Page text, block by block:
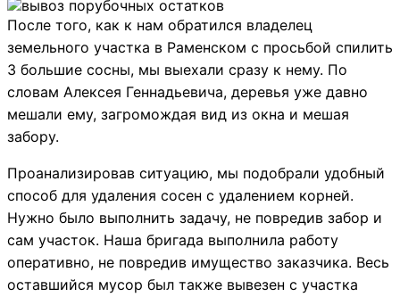
После того, как к нам обратился владелец
земельного участка в Раменском с просьбой спилить
3 большие сосны, мы выехали сразу к нему. По
словам Алексея Геннадьевича, деревья уже давно
мешали ему, загромождая вид из окна и мешая
забору.
Проанализировав ситуацию, мы подобрали удобный
способ для удаления сосен с удалением корней.
Нужно было выполнить задачу, не повредив забор и
сам участок. Наша бригада выполнила работу
оперативно, не повредив имущество заказчика. Весь
оставшийся мусор был также вывезен с участка